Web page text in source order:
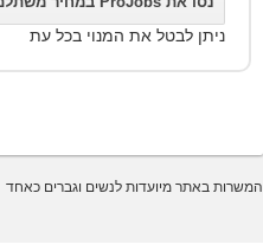
ניתן לבטל את המנוי בכל עת
המשרות באתר מיועדות לנשים וגברים כאחד